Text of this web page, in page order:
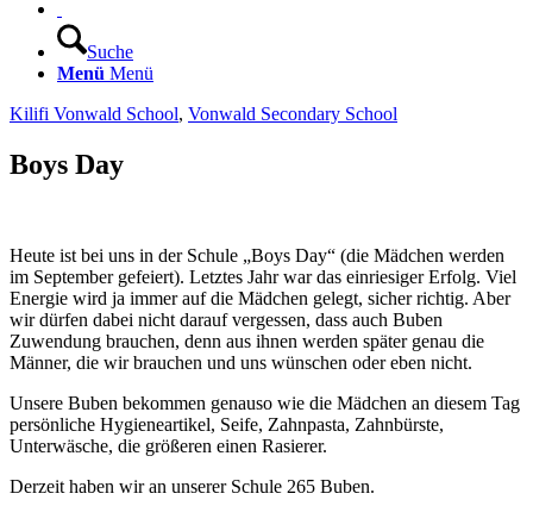
Suche
Menü Menü
Kilifi Vonwald School, Vonwald Secondary School
Boys Day
Heute ist bei uns in der Schule „Boys Day“ (die Mädchen werden
im September gefeiert). Letztes Jahr war das einriesiger Erfolg. Viel
Energie wird ja immer auf die Mädchen gelegt, sicher richtig. Aber
wir dürfen dabei nicht darauf vergessen, dass auch Buben
Zuwendung brauchen, denn aus ihnen werden später genau die
Männer, die wir brauchen und uns wünschen oder eben nicht.
Unsere Buben bekommen genauso wie die Mädchen an diesem Tag
persönliche Hygieneartikel, Seife, Zahnpasta, Zahnbürste,
Unterwäsche, die größeren einen Rasierer.
Derzeit haben wir an unserer Schule 265 Buben.